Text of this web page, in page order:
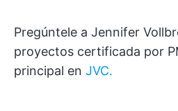
Pregúntele a Jennifer
proyectos certificada por
principal en JVC.